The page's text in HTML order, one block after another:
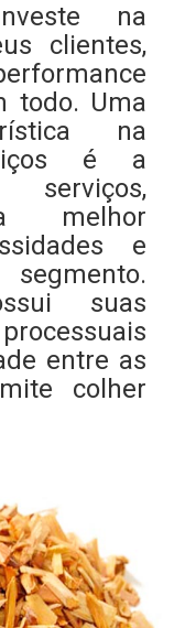
na
clientes,
todo. Uma
na
é a
melhor
e
suas
entre as
colher